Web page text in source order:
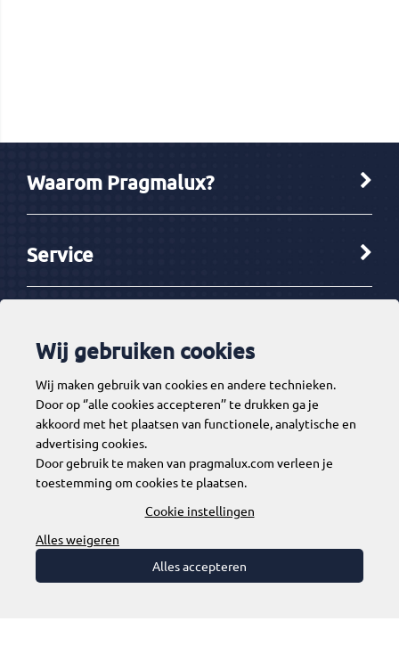
Waarom Pragmalux?
Service
Tools
Contact
Wij gebruiken cookies
Wij maken gebruik van cookies en andere technieken.
Door op ‘’alle cookies accepteren’’ te drukken ga je
akkoord met het plaatsen van functionele, analytische en
advertising cookies.
Door gebruik te maken van pragmalux.com verleen je
toestemming om cookies te plaatsen.
Cookie instellingen
Alles weigeren
Alles accepteren